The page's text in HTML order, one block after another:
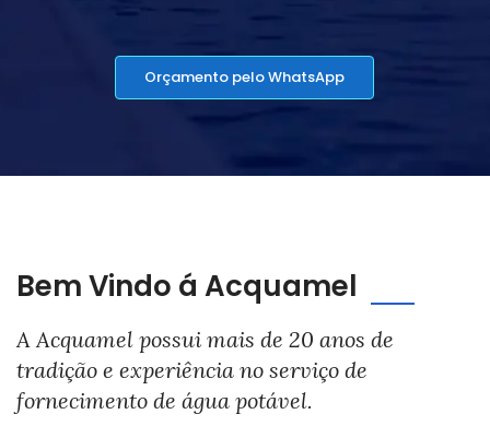
Orçamento pelo WhatsApp
Bem Vindo á Acquamel
A Acquamel possui mais de 20 anos de
tradição e experiência no serviço de
fornecimento de água potável.